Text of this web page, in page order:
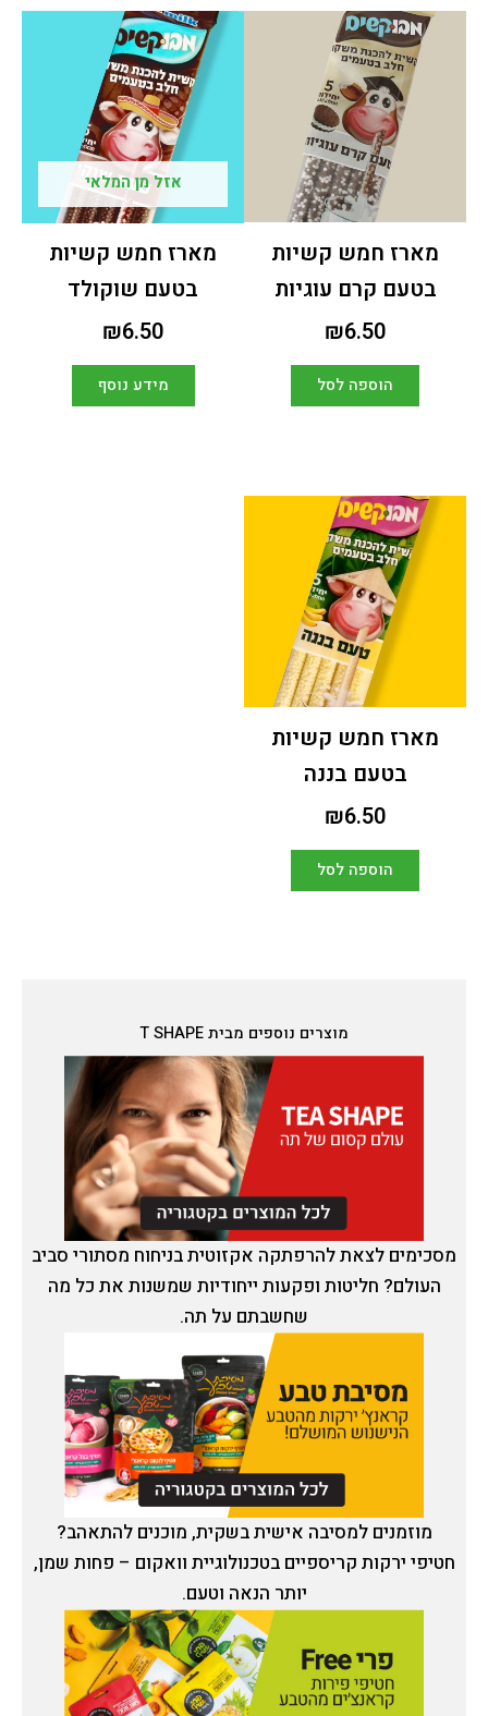
מארז חמש קשיות
בטעם קרם עוגיות
₪6.50
הוספה לסל
אזל מן המלאי
מארז חמש קשיות
בטעם שוקולד
₪6.50
מידע נוסף
מארז חמש קשיות
בטעם בננה
₪6.50
הוספה לסל
מוצרים נוספים מבית T SHAPE
מסכימים לצאת להרפתקה אקזוטית בניחוח מסתורי סביב
העולם? חליטות ופקעות ייחודיות שמשנות את כל מה
שחשבתם על תה.
מוזמנים למסיבה אישית בשקית, מוכנים להתאהב?
חטיפי ירקות קריספיים בטכנולוגיית וואקום – פחות שמן,
יותר הנאה וטעם.